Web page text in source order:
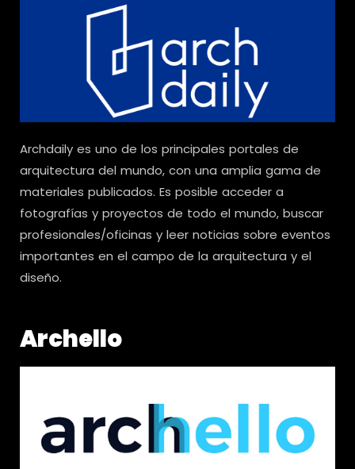
Archdaily es uno de los principales portales de
arquitectura del mundo, con una amplia gama de
materiales publicados. Es posible acceder a
fotografías y proyectos de todo el mundo, buscar
profesionales/oficinas y leer noticias sobre eventos
importantes en el campo de la arquitectura y el
diseño.
Archello